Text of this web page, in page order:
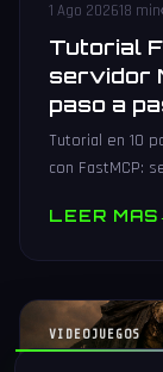
1 Ago 202618 min
Tutorial
servidor
paso a
Tutorial en 10
con FastMCP:
LEER MAS
VIDEOJUEGOS